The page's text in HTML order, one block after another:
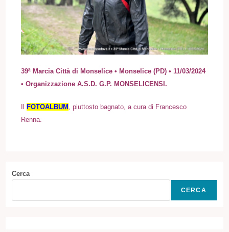
39ª Marcia Città di Monselice • Monselice (PD) • 11/03/2024
• Organizzazione A.S.D. G.P. MONSELICENSI.
FOTOALBUM , piuttosto bagnato, a cura di Francesco
Renna.
Cerca
CERCA